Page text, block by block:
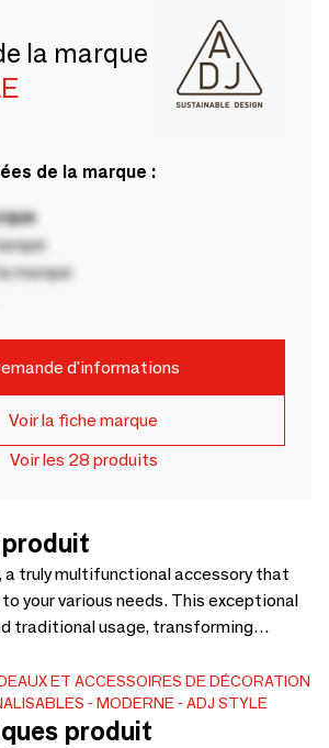
la marque
de la marque :
marque
d'informations
Voir la fiche marque
Voir les 28 produits
a truly multifunctional accessory that
your various needs. This exceptional
traditional usage, transforming
or even a champagne bucket.
ADJ's multifunctional leather, which
dyeing and a specialized anti-
in enhanced durability against
ET ACCESSOIRES DE DÉCORATION
MODERNE ADJ STYLE
produit